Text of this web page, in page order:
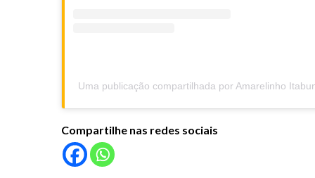
Uma publicação compartilhada por Amarelinho
Compartilhe nas redes sociais